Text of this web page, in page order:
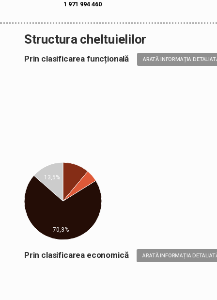
1 971 994 460
Structura cheltuielilor
Prin clasificarea funcțională ARATĂ INFORMAȚIA
13,5%
70,3%
Prin clasificarea economică ARATĂ INFORMAȚIA